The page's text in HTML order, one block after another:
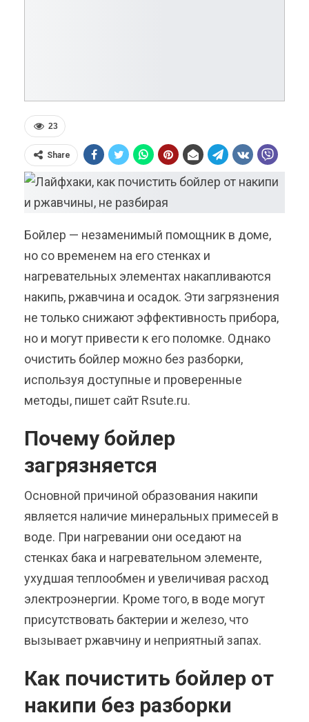
23
Share
Бойлер — незаменимый помощник в доме,
но со временем на его стенках и
нагревательных элементах накапливаются
накипь, ржавчина и осадок. Эти загрязнения
не только снижают эффективность прибора,
но и могут привести к его поломке. Однако
очистить бойлер можно без разборки,
используя доступные и проверенные
методы, пишет сайт Rsute.ru.
Почему бойлер
загрязняется
Основной причиной образования накипи
является наличие минеральных примесей в
воде. При нагревании они оседают на
стенках бака и нагревательном элементе,
ухудшая теплообмен и увеличивая расход
электроэнергии. Кроме того, в воде могут
присутствовать бактерии и железо, что
вызывает ржавчину и неприятный запах.
Как почистить бойлер от
накипи без разборки